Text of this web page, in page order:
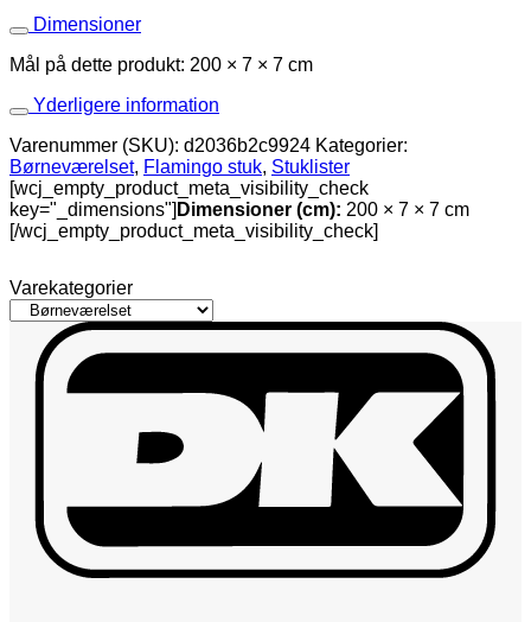
Dimensioner
Mål på dette produkt: 200 × 7 × 7 cm
Yderligere information
Varenummer (SKU): d2036b2c9924 Kategorier:
Børneværelset, Flamingo stuk, Stuklister
[wcj_empty_product_meta_visibility_check
key="_dimensions"] Dimensioner (cm): 200 × 7 × 7 cm
[/wcj_empty_product_meta_visibility_check]
Varekategorier